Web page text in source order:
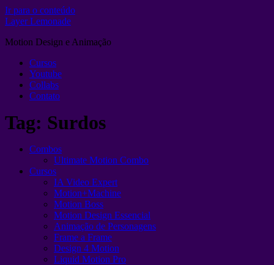
Ir para o conteúdo
Layer Lemonade
Motion Design e Animação
Cursos
Youtube
Collabs
Contato
Tag: Surdos
Combos
Ultimate Motion Combo
Cursos
IA Video Expert
Motion+Machine
Motion Boss
Motion Design Essencial
Animação de Personagens
Frame a Frame
Design 4 Motion
Liquid Motion Pro